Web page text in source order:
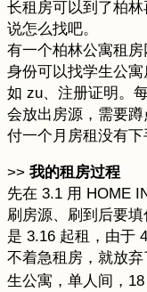
长租房可以到了柏
说怎么找吧。
有一个柏林公寓租
身份可以找学生公
如 zu、注册证明。
会放出房源，需要
付一个月房租没有下
>> 我的租房过程
先在 3.1 用 HOME
刷房源、刷到后要
是 3.16 起租，由于
不着急租房，就放
生公寓，单人间，18